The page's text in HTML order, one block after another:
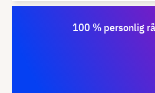
100 % personlig